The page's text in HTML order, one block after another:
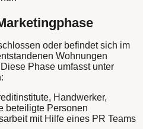
oder befindet sich im
Wohnungen
Phase umfasst unter
Handwerker,
beteiligte Personen
mit Hilfe eines PR Teams